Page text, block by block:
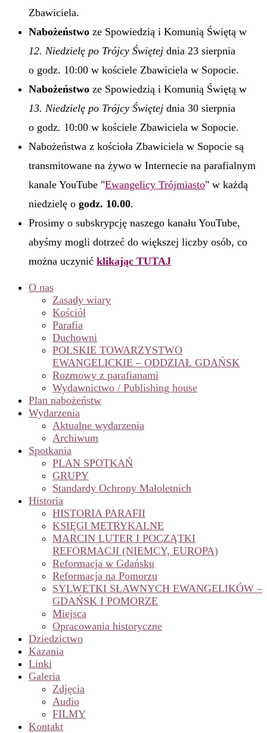
Zbawiciela.
Nabożeństwo ze Spowiedzią i Komunią Świętą w
12. Niedzielę po Trójcy Świętej dnia 23 sierpnia
o godz. 10:00 w kościele Zbawiciela w Sopocie.
Nabożeństwo ze Spowiedzią i Komunią Świętą w
13. Niedzielę po Trójcy Świętej dnia 30 sierpnia
o godz. 10:00 w kościele Zbawiciela w Sopocie.
Nabożeństwa z kościoła Zbawiciela w Sopocie są
transmitowane na żywo w Internecie na parafialnym
kanale YouTube "Ewangelicy Trójmiasto" w każdą
niedzielę o godz. 10.00.
Prosimy o subskrypcję naszego kanału YouTube,
abyśmy mogli dotrzeć do większej liczby osób, co
można uczynić klikając TUTAJ
O nas
Zasady wiary
Kościół
Parafia
Duchowni
POLSKIE TOWARZYSTWO
EWANGELICKIE – ODDZIAŁ GDAŃSK
Rozmowy z parafianami
Wydawnictwo / Publishing house
Plan nabożeństw
Wydarzenia
Aktualne wydarzenia
Archiwum
Spotkania
PLAN SPOTKAŃ
GRUPY
Standardy Ochrony Małoletnich
Historia
HISTORIA PARAFII
KSIĘGI METRYKALNE
MARCIN LUTER I POCZĄTKI
REFORMACJI (NIEMCY, EUROPA)
Reformacja w Gdańsku
Reformacja na Pomorzu
SYLWETKI SŁAWNYCH EWANGELIKÓW –
GDAŃSK I POMORZE
Miejsca
Opracowania historyczne
Dziedzictwo
Kazania
Linki
Galeria
Zdjęcia
Audio
FILMY
Kontakt